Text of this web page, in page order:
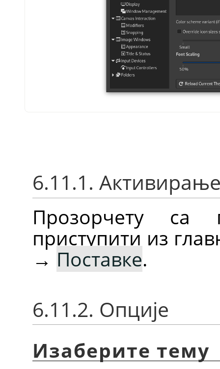
6.11.1.
Прозорчету са
приступити из
→ Поставке.
6.11.2. Опције
Изаберите тему